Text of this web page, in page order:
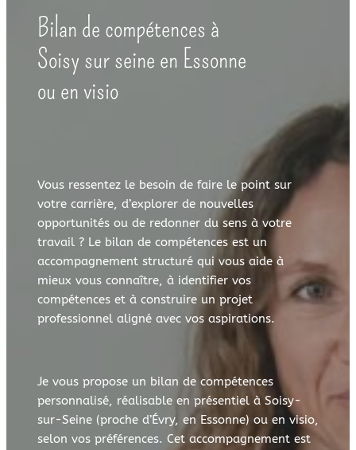
Bilan de compétences à
Soisy sur seine en Essonne
ou en visio
Vous ressentez le besoin de faire le point sur
votre carrière, d’explorer de nouvelles
opportunités ou de redonner du sens à votre
travail ? Le bilan de compétences est un
accompagnement structuré qui vous aide à
mieux vous connaître, à identifier vos
compétences et à construire un projet
professionnel aligné avec vos aspirations.
Je vous propose un bilan de compétences
personnalisé, réalisable en présentiel à Soisy-
sur-Seine (proche d’Évry, en Essonne) ou en visio,
selon vos préférences. Cet accompagnement est